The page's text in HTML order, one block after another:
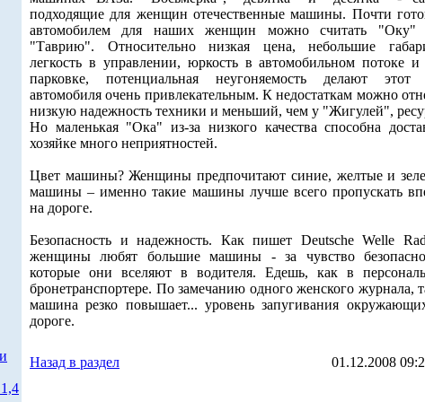
подходящие для женщин отечественные машины. Почти
автомобилем для наших женщин можно считать "Оку"
"Таврию". Относительно низкая цена, небольшие
легкость в управлении, юркость в автомобильном потоке
парковке, потенциальная неугоняемость делают этот
автомобиля очень привлекательным. К недостаткам можно
низкую надежность техники и меньший, чем у "Жигулей",
Но маленькая "Ока" из-за низкого качества способна
хозяйке много неприятностей.
Цвет машины? Женщины предпочитают синие, желтые и
машины – именно такие машины лучше всего пропускать
на дороге.
Безопасность и надежность. Как пишет Deutsche Welle
женщины любят большие машины - за чувство
которые они вселяют в водителя. Едешь, как в
бронетранспортере. По замечанию одного женского журнала,
машина резко повышает... уровень запугивания
дороге.
Назад в раздел 01.12.2008